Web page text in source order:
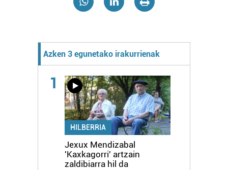
Azken 3 egunetako irakurrienak
1
HILBERRIA
Jexux Mendizabal
'Kaxkagorri' artzain
zaldibiarra hil da